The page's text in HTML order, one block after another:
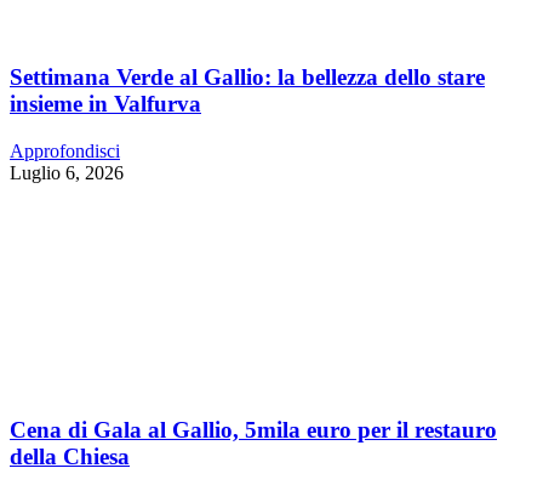
Settimana Verde al Gallio: la bellezza dello stare
insieme in Valfurva
Approfondisci
Luglio 6, 2026
Cena di Gala al Gallio, 5mila euro per il restauro
della Chiesa